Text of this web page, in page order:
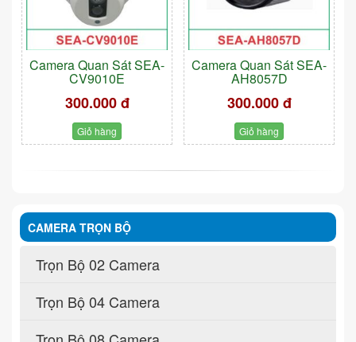
Camera Quan Sát SEA-
CV9010E
300.000 đ
Giỏ hàng
Camera Quan Sát SEA-
AH8057D
300.000 đ
Giỏ hàng
CAMERA TRỌN BỘ
Trọn Bộ 02 Camera
Trọn Bộ 04 Camera